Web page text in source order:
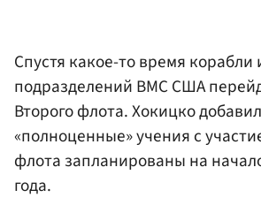
Спустя какое-то время корабли
подразделений ВМС США
Второго флота. Хокицко
«полноценные» учения с
флота запланированы на
года.